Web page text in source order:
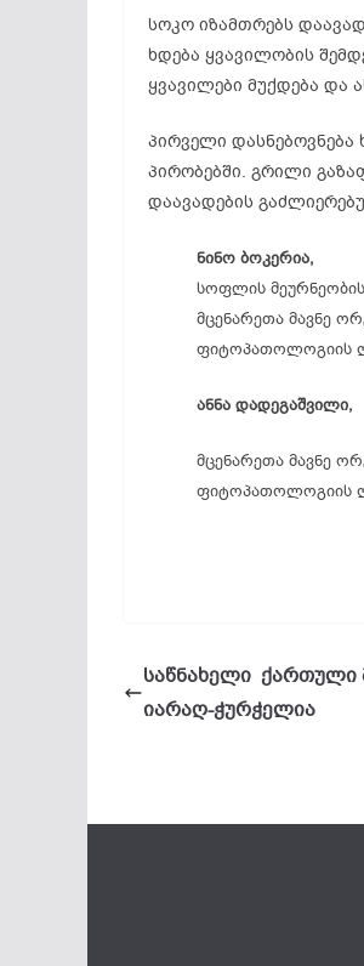
სოკო იზამთრებს
ხდება ყვავილობის
ყვავილები მუქდება და
პირველი დასნებოვნება
პირობებში. გრილი
დაავადების
ნინო ბოკერია,
სოფლის
მცენარეთა მავნე
ფიტოპათოლოგიის
ანნა დადეგაშვილი,
მცენარეთა მავნე
ფიტოპათოლოგიის
საწნახელი ქართული
იარაღ-ჭურჭელია